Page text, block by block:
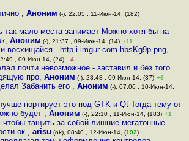
, Аноним (-), 22:05 , 11-Июн-14, (182)
так мало места занимает Можно хотя бы на
,Аноним (-), 21:37 , 09-Июн-14, (14) +11
восхищайся - http i imgur com hbsKg9p png,
, 09-Июн-14, (24) –4
почти невозможное - заставил и без того
про, Аноним (-), 23:48 , 09-Июн-14, (37) +6
Забанить его ,Аноним (-), 07:06 , 10-Июн-14,
портирует это под GTK и Qt Тогда тему от
будет , Аноним (-), 22:10 , 11-Июн-14, (183) +1
чтобы тащить за собой лишние мегатонные
ок , arisu (ok), 08:40 , 12-Июн-14, (192)